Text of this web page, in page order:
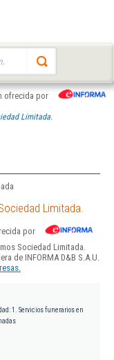
ofrecida por
Limitada.
Limitada.
por
Sociedad Limitada.
de INFORMA D&B S.A.U.
1. Servicios funerarios en